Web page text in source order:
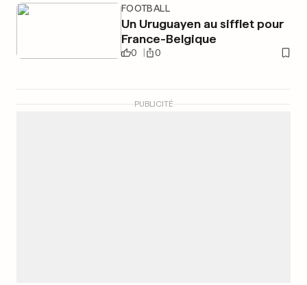
FOOTBALL
Un Uruguayen au sifflet pour
France-Belgique
0 0
PUBLICITÉ